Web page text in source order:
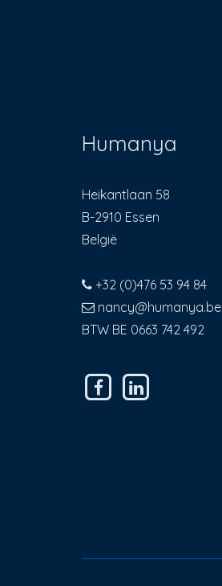
Humanya
Heikantlaan 58
B-2910 Essen
België
+32 (0)476 53 94 84
nancy@humanya.be
BTW BE 0663 742 492